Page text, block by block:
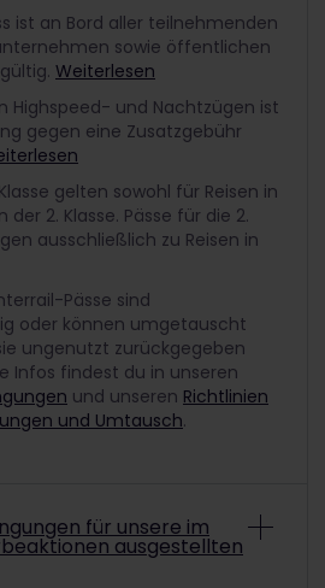
ist an Bord aller teilnehmenden
sowie öffentlichen
Weiterlesen
Highspeed- und Nachtzügen ist
gegen eine Zusatzgebühr
gelten sowohl für Reisen in
der 2. Klasse. Pässe für die 2.
ausschließlich zu Reisen in
Pässe sind
oder können umgetauscht
ungenutzt zurückgegeben
Infos findest du in unseren
und unseren Richtlinien
und Umtausch.
für unsere im
ausgestellten